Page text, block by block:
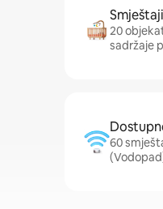
20
sadržaje
60